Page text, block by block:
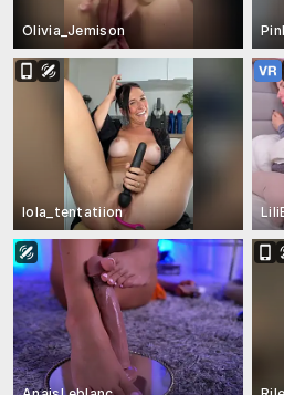
Olivia_Jemison
lola_tentatiion